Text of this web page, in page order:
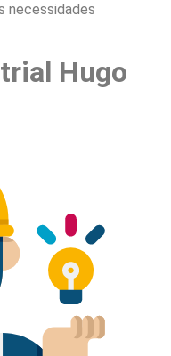
necessidades
Hugo